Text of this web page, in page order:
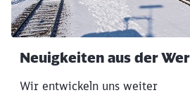
Neuigkeiten aus der
Wir entwickeln uns weiter